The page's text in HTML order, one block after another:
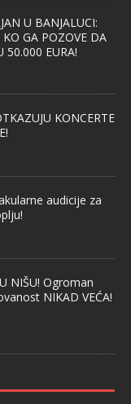
U BANJALUCI:
GA POZOVE DA
50.000 EURA!
KONCERTE
audicije za
NIŠU! Ogroman
NIKAD VEĆA!